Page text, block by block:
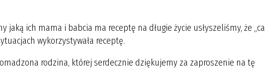
ich mama i babcia ma receptę na długie życie usłyszeliśmy, że
wykorzystywała receptę.
rodzina, której serdecznie dziękujemy za zaproszenie na tę